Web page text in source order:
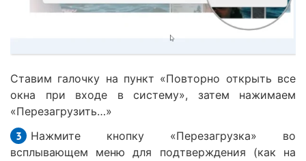
Ставим галочку на пункт «Повторно открыть все
окна при входе в систему», затем нажимаем
«Перезагрузить…»
Нажмите кнопку «Перезагрузка» во
всплывающем меню для подтверждения (как на